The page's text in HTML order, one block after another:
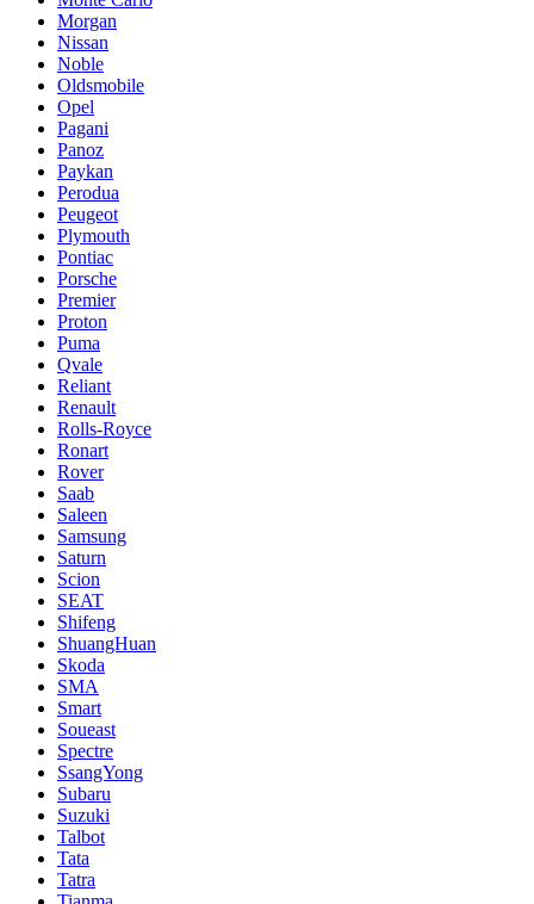
Morgan
Nissan
Noble
Oldsmobile
Opel
Pagani
Panoz
Paykan
Perodua
Peugeot
Plymouth
Pontiac
Porsche
Premier
Proton
Puma
Qvale
Reliant
Renault
Rolls-Royce
Ronart
Rover
Saab
Saleen
Samsung
Saturn
Scion
SEAT
Shifeng
ShuangHuan
Skoda
SMA
Smart
Soueast
Spectre
SsangYong
Subaru
Suzuki
Talbot
Tata
Tatra